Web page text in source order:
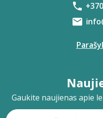
Gaukite naujienas apie